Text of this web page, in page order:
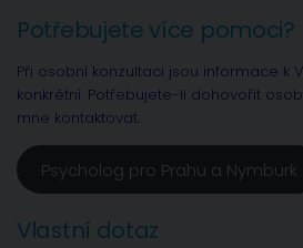
Potřebujete více pomoci?
Při osobní konzultaci jsou informace k
konkrétní. Potřebujete-li dohovořit
mne kontaktovat.
Psycholog pro Prahu a Nymburk
Vlastní dotaz